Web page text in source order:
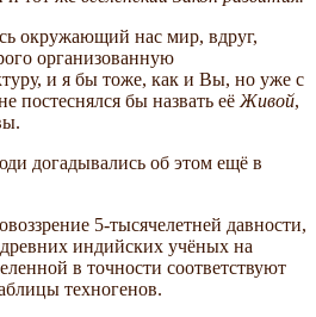
окружающий нас мир, вдруг,
организованную
и я бы тоже, как и Вы, но уже с
постеснялся бы назвать её Живой,
догадывались об этом ещё в
5-тысячелетней давности,
индийских учёных на
в точности соответствуют
техногенов.